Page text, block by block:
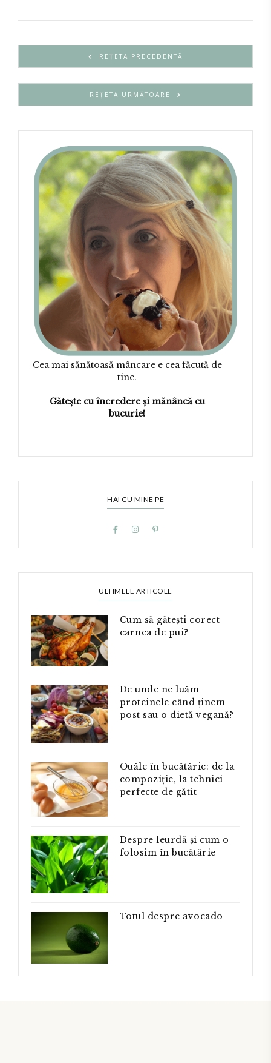
REȚETA PRECEDENTĂ
REȚETA URMĂTOARE
Cea mai sănătoasă mâncare e cea făcută de
tine.
Gătește cu încredere și mănâncă cu
bucurie!
HAI CU MINE PE
ULTIMELE ARTICOLE
Cum să gătești corect
carnea de pui?
De unde ne luăm
proteinele când ținem
post sau o dietă vegană?
Ouăle în bucătărie: de la
compoziție, la tehnici
perfecte de gătit
Despre leurdă și cum o
folosim în bucătărie
Totul despre avocado